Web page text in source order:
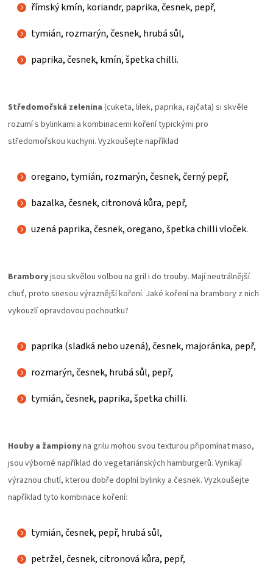
římský kmín, koriandr, paprika, česnek, pepř,
tymián, rozmarýn, česnek, hrubá sůl,
paprika, česnek, kmín, špetka chilli.
Středomořská zelenina (cuketa, lilek, paprika, rajčata) si skvěle
rozumí s bylinkami a kombinacemi koření typickými pro
středomořskou kuchyni. Vyzkoušejte například
oregano, tymián, rozmarýn, česnek, černý pepř,
bazalka, česnek, citronová kůra, pepř,
uzená paprika, česnek, oregano, špetka chilli vloček.
Bramboryjsou skvělou volbou na gril i do trouby. Mají neutrálnější
chuť, proto snesou výraznější koření. Jaké koření na brambory z nich
vykouzlí opravdovou pochoutku?
paprika (sladká nebo uzená), česnek, majoránka, pepř,
rozmarýn, česnek, hrubá sůl, pepř,
tymián, česnek, paprika, špetka chilli.
Houby a žampionyna grilu mohou svou texturou připomínat maso,
jsou výborné například do vegetariánských hamburgerů. Vynikají
výraznou chutí, kterou dobře doplní bylinky a česnek. Vyzkoušejte
například tyto kombinace koření:
tymián, česnek, pepř, hrubá sůl,
petržel, česnek, citronová kůra, pepř,